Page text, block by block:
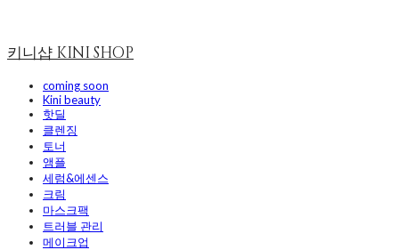
키니샵 KINI SHOP
coming soon
Kini beauty
핫딜
클렌징
토너
앰플
세럼&에센스
크림
마스크팩
트러블 관리
메이크업